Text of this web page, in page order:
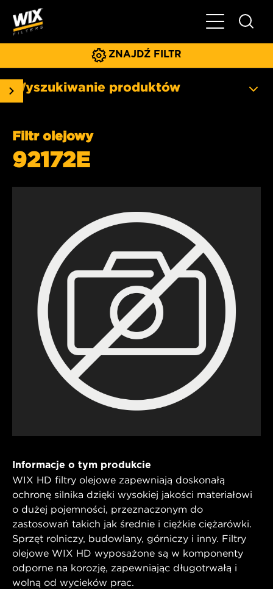
Pokaż/ukryj
ZNAJDŹ FILTR
Wyszukiwanie produktów
Filtr olejowy
92172E
Informacje o tym produkcie
WIX HD filtry olejowe zapewniają doskonałą
ochronę silnika dzięki wysokiej jakości materiałowi
o dużej pojemności, przeznaczonym do
zastosowań takich jak średnie i ciężkie ciężarówki.
Sprzęt rolniczy, budowlany, górniczy i inny. Filtry
olejowe WIX HD wyposażone są w komponenty
odporne na korozję, zapewniając długotrwałą i
wolną od wycieków prac.